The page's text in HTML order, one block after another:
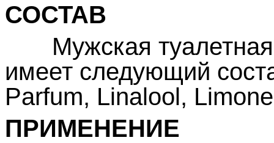
СОСТАВ
Мужская туалетная
имеет следующий
Parfum, Linalool,
ПРИМЕНЕНИЕ